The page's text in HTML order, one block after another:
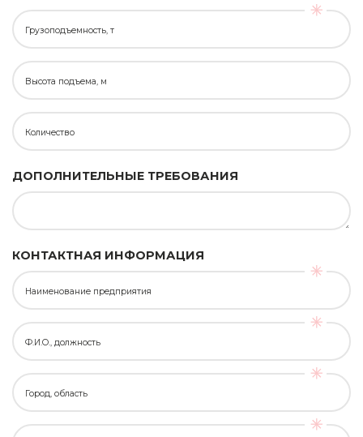
Грузоподъемность, т
Высота подъема, м
Количество
ДОПОЛНИТЕЛЬНЫЕ ТРЕБОВАНИЯ
КОНТАКТНАЯ ИНФОРМАЦИЯ
Наименование предприятия
Ф.И.О., должность
Город, область